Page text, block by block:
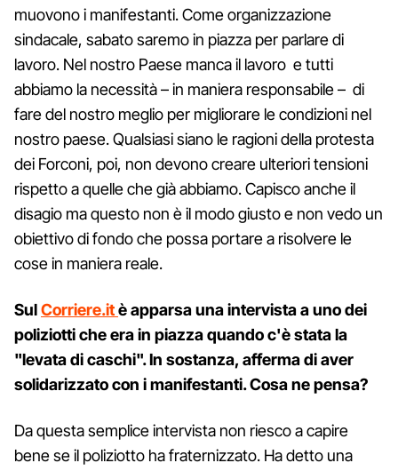
muovono i manifestanti. Come organizzazione
sindacale, sabato saremo in piazza per parlare di
lavoro. Nel nostro Paese manca il lavoro e tutti
abbiamo la necessità – in maniera responsabile – di
fare del nostro meglio per migliorare le condizioni nel
nostro paese. Qualsiasi siano le ragioni della protesta
dei Forconi, poi, non devono creare ulteriori tensioni
rispetto a quelle che già abbiamo. Capisco anche il
disagio ma questo non è il modo giusto e non vedo un
obiettivo di fondo che possa portare a risolvere le
cose in maniera reale.
SulCorriere.itè apparsa una intervista a uno dei
poliziotti che era in piazza quando c'è stata la
"levata di caschi". In sostanza, afferma di aver
solidarizzato con i manifestanti. Cosa ne pensa?
Da questa semplice intervista non riesco a capire
bene se il poliziotto ha fraternizzato. Ha detto una